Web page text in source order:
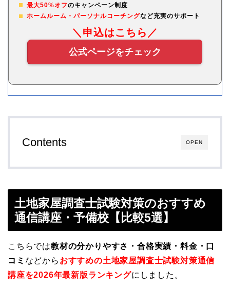
最大50%オフのキャンペーン制度
ホームルーム・パーソナルコーチングなど充実のサポート
＼申込はこちら／
公式ページをチェック
OPEN
Contents
土地家屋調査士試験対策のおすすめ
通信講座・予備校【比較5選】
こちらでは教材の分かりやすさ・合格実績・料金・口
コミ などから おすすめの土地家屋調査士試験対策通信
講座を2026年最新版ランキングにしました。